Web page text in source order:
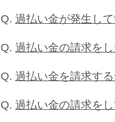
Q. 過払い金が発生し
Q. 過払い金の請求を
Q. 過払い金を請求す
Q. 過払い金の請求を